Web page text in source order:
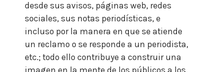
desde sus avisos, páginas web, redes
sociales, sus notas periodísticas, e
incluso por la manera en que se atiende
un reclamo o se responde a un periodista,
etc.; todo ello contribuye a construir una
imagen en la mente de los públicos a los